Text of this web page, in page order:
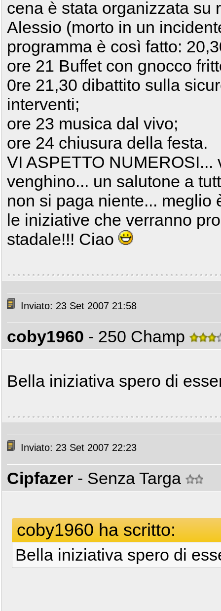
cena è stata organizzata su
Alessio (morto in un
programma è così fatto:
ore 21 Buffet con gnocco
0re 21,30 dibattito sulla
interventi;
ore 23 musica dal vivo;
ore 24 chiusura della festa.
VI ASPETTO
venghino... un salutone a
non si paga niente... meglio
le iniziative che verranno
stadale!!! Ciao
Inviato: 23 Set 2007 21:58
coby1960 - 250 Champ
Bella iniziativa spero di
Inviato: 23 Set 2007 22:23
Cipfazer - Senza Targa
coby1960 ha scritto:
Bella iniziativa spero di